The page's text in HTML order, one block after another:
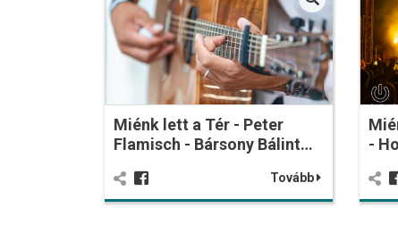
Miénk lett a Tér - Peter
Flamisch - Bársony Bálint…
Tovább
-